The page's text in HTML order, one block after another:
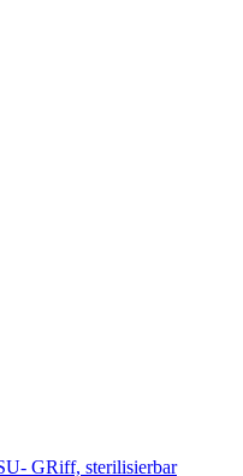
GRiff, sterilisierbar